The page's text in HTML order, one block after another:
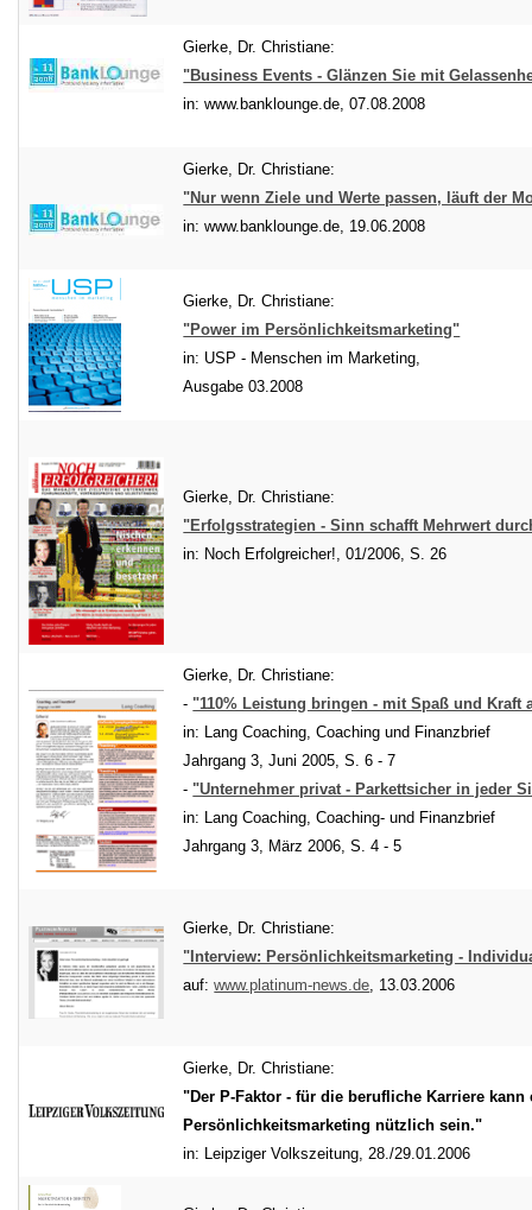
Gierke, Dr. Christiane:
"Business Events - Glänzen Sie mit
in: www.banklounge.de, 07.08.2008
Gierke, Dr. Christiane:
"Nur wenn Ziele und Werte passen, läuft der
in: www.banklounge.de, 19.06.2008
Gierke, Dr. Christiane:
"Power im Persönlichkeitsmarketing"
in: USP - Menschen im Marketing,
Ausgabe 03.2008
Gierke, Dr. Christiane:
"Erfolgsstrategien - Sinn schafft Mehrwert
in: Noch Erfolgreicher!, 01/2006, S. 26
Gierke, Dr. Christiane:
- "110% Leistung bringen - mit Spaß und Kraft
in: Lang Coaching, Coaching und Finanzbrief
Jahrgang 3, Juni 2005, S. 6 - 7
- "Unternehmer privat - Parkettsicher in jeder
in: Lang Coaching, Coaching- und Finanzbrief
Jahrgang 3, März 2006, S. 4 - 5
Gierke, Dr. Christiane:
"Interview: Persönlichkeitsmarketing -
auf:www.platinum-news.de , 13.03.2006
Gierke, Dr. Christiane:
"Der P-Faktor - für die berufliche Karriere kann
Persönlichkeitsmarketing nützlich sein."
in: Leipziger Volkszeitung, 28./29.01.2006